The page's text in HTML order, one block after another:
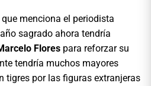
menciona el periodista
sagrado ahora tendría
Flores para reforzar su
tendría muchos mayores
tigres por las figuras extranjeras